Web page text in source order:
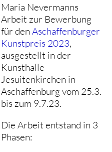
Maria Nevermanns
Arbeit zur Bewerbung
für denAschaffenburger
Kunstpreis 2023,
ausgestellt in der
Kunsthalle
Jesuitenkirchen in
Aschaffenburg vom 25.3.
bis zum 9.7.23.
Die Arbeit entstand in 3
Phasen: